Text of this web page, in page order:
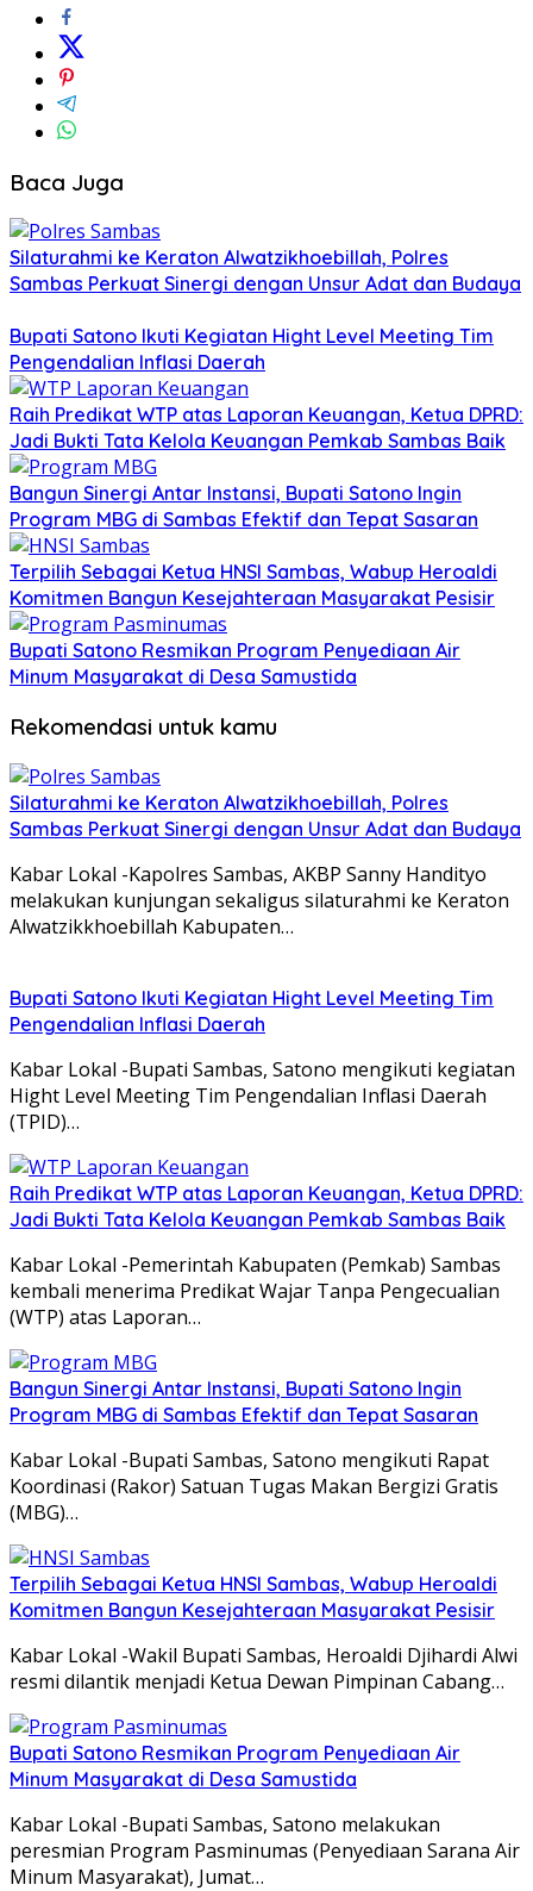
Baca Juga
Silaturahmi ke Keraton Alwatzikhoebillah, Polres
Sambas Perkuat Sinergi dengan Unsur Adat dan Budaya
Bupati Satono Ikuti Kegiatan Hight Level Meeting Tim
Pengendalian Inflasi Daerah
Raih Predikat WTP atas Laporan Keuangan, Ketua DPRD:
Jadi Bukti Tata Kelola Keuangan Pemkab Sambas Baik
Bangun Sinergi Antar Instansi, Bupati Satono Ingin
Program MBG di Sambas Efektif dan Tepat Sasaran
Terpilih Sebagai Ketua HNSI Sambas, Wabup Heroaldi
Komitmen Bangun Kesejahteraan Masyarakat Pesisir
Bupati Satono Resmikan Program Penyediaan Air
Minum Masyarakat di Desa Samustida
Rekomendasi untuk kamu
Silaturahmi ke Keraton Alwatzikhoebillah, Polres
Sambas Perkuat Sinergi dengan Unsur Adat dan Budaya
Kabar Lokal -Kapolres Sambas, AKBP Sanny Handityo
melakukan kunjungan sekaligus silaturahmi ke Keraton
Alwatzikkhoebillah Kabupaten…
Bupati Satono Ikuti Kegiatan Hight Level Meeting Tim
Pengendalian Inflasi Daerah
Kabar Lokal -Bupati Sambas, Satono mengikuti kegiatan
Hight Level Meeting Tim Pengendalian Inflasi Daerah
(TPID)…
Raih Predikat WTP atas Laporan Keuangan, Ketua DPRD:
Jadi Bukti Tata Kelola Keuangan Pemkab Sambas Baik
Kabar Lokal -Pemerintah Kabupaten (Pemkab) Sambas
kembali menerima Predikat Wajar Tanpa Pengecualian
(WTP) atas Laporan…
Bangun Sinergi Antar Instansi, Bupati Satono Ingin
Program MBG di Sambas Efektif dan Tepat Sasaran
Kabar Lokal -Bupati Sambas, Satono mengikuti Rapat
Koordinasi (Rakor) Satuan Tugas Makan Bergizi Gratis
(MBG)…
Terpilih Sebagai Ketua HNSI Sambas, Wabup Heroaldi
Komitmen Bangun Kesejahteraan Masyarakat Pesisir
Kabar Lokal -Wakil Bupati Sambas, Heroaldi Djihardi Alwi
resmi dilantik menjadi Ketua Dewan Pimpinan Cabang…
Bupati Satono Resmikan Program Penyediaan Air
Minum Masyarakat di Desa Samustida
Kabar Lokal -Bupati Sambas, Satono melakukan
peresmian Program Pasminumas (Penyediaan Sarana Air
Minum Masyarakat), Jumat…